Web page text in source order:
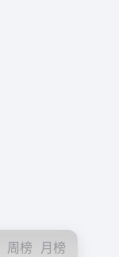
周榜 月榜